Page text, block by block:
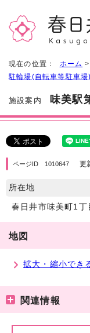
現在の位置： ホーム >
駐輪場(自転車等駐車場)
施設案内 味美駅
ページID 1010647 更
所在地
春日井市味美町1丁
地図
拡大・縮小でき
関連情報